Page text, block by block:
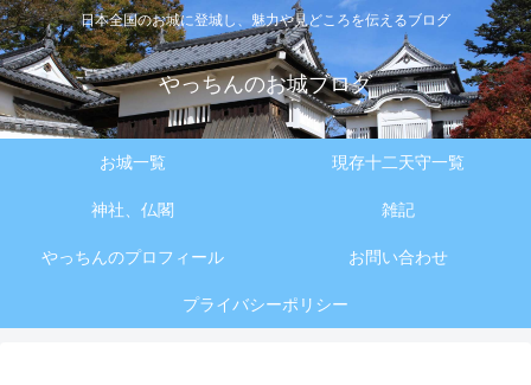
日本全国のお城に登城し、魅力や見どころを伝えるブログ
やっちんのお城ブログ
お城一覧 現存十二天守一覧
神社、仏閣 雑記
やっちんのプロフィール お問い合わせ
プライバシーポリシー